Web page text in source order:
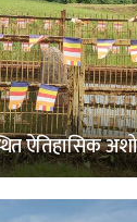
ऐतिहासिक